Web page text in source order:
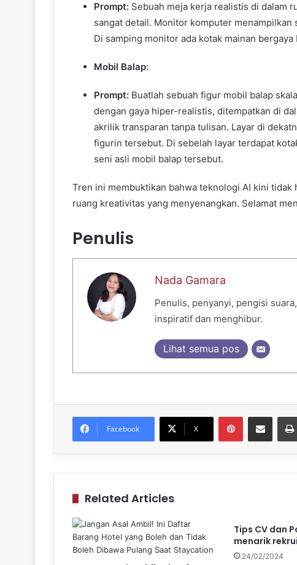
Prompt: Sebuah meja kerja realistis di dalam
sangat detail. Monitor komputer
Di samping monitor ada kotak mainan
Mobil Balap:
Prompt: Buatlah sebuah figur mobil balap
dengan gaya hiper-realistis, ditempatkan di
akrilik transparan tanpa tulisan. Layar di
figurin tersebut. Di sebelah layar terdapat
seni asli mobil balap tersebut.
Tren ini membuktikan bahwa teknologi AI kini
ruang kreativitas yang menyenangkan. Selamat
Penulis
Nada Gamara
Penulis, penyanyi, pengisi
inspiratif dan menghibur.
Lihat semua pos
Facebook X
PinterestShare via Email
Related Articles
Tips CV dan
menarik
24/02/2024